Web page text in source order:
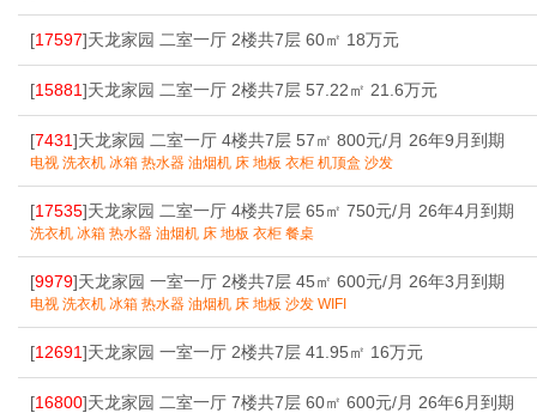
[17597]天龙家园 二室一厅 2楼共7层 60㎡ 18万元
[15881]天龙家园 二室一厅 2楼共7层 57.22㎡ 21.6万元
[7431]天龙家园 二室一厅 4楼共7层 57㎡ 800元/月 26年9月到期
电视 洗衣机 冰箱 热水器 油烟机 床 地板 衣柜 机顶盒 沙发
[17535]天龙家园 二室一厅 4楼共7层 65㎡ 750元/月 26年4月到期
洗衣机 冰箱 热水器 油烟机 床 地板 衣柜 餐桌
[9979]天龙家园 一室一厅 2楼共7层 45㎡ 600元/月 26年3月到期
电视 洗衣机 冰箱 热水器 油烟机 床 地板 沙发 WIFI
[12691]天龙家园 一室一厅 2楼共7层 41.95㎡ 16万元
[16800]天龙家园 二室一厅 7楼共7层 60㎡ 600元/月 26年6月到期